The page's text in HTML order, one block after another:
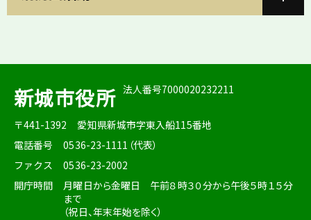
新城市役所 法人番号7000020232211
〒441-1392
愛知県新城市字東入船115番地
電話番号
0536-23-1111（代表）
ファクス
0536-23-2002
開庁時間
月曜日から金曜日 午前８時３０分から午後５時１５分
まで
（祝日、年末年始を除く）